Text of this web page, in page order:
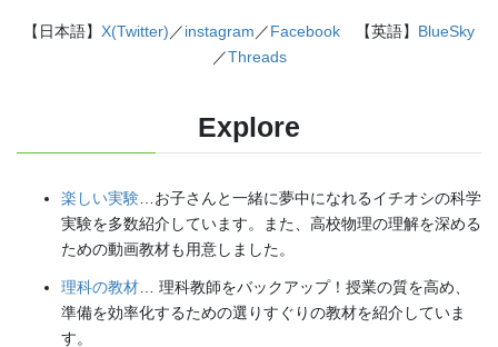
【日本語】 X(Twitter) ／instagram ／Facebook 【英語】 BlueSky
／Threads
Explore
楽しい実験 …お子さんと一緒に夢中になれるイチオシの科学
実験を多数紹介しています。また、高校物理の理解を深める
ための動画教材も用意しました。
理科の教材 … 理科教師をバックアップ！授業の質を高め、
準備を効率化するための選りすぐりの教材を紹介していま
す。